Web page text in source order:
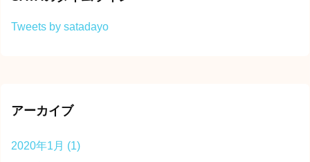
Tweets by satadayo
アーカイブ
2020年1月 (1)